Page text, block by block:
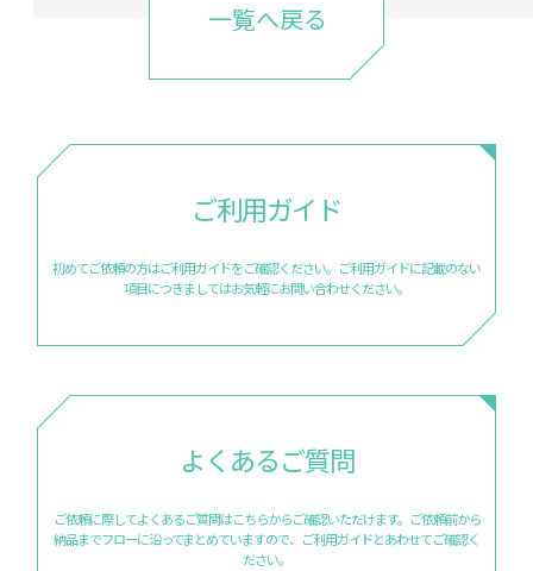
一覧へ戻る
ご利用ガイド
初めてご依頼の方はご利用ガイドをご確認ください。 ご利用ガイドに記載のない
項目につきましてはお気軽にお問い合わせください。
よくあるご質問
ご依頼に際してよくあるご質問はこちらからご確認いただけます。 ご依頼前から
納品までフローに沿ってまとめていますので、 ご利用ガイドとあわせてご確認く
ださい。